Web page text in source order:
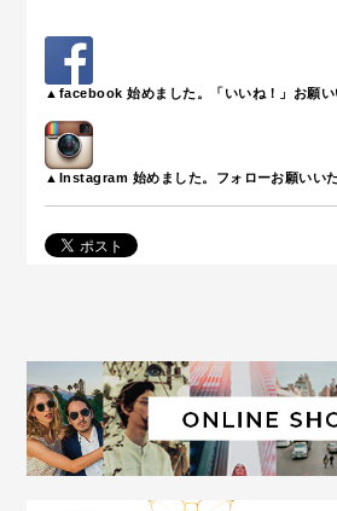
▲facebook 始めました。「いいね！」お願い
▲Instagram 始めました。フォローお願いい